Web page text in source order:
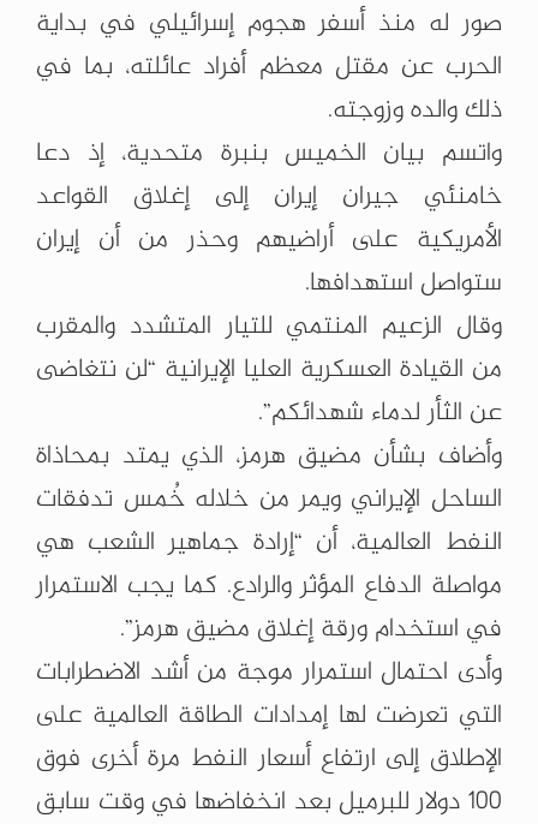
صور له منذ أسفر هجوم إسرائيلي في بداية
الحرب عن مقتل معظم أفراد عائلته، بما في
ذلك والده وزوجته.
واتسم بيان الخميس بنبرة متحدية، إذ دعا
خامنئي جيران إيران إلى إغلاق القواعد
الأمريكية على أراضيهم وحذر من أن إيران
ستواصل استهدافها.
وقال الزعيم المنتمي للتيار المتشدد والمقرب
من القيادة العسكرية العليا الإيرانية “لن نتغاضى
عن الثأر لدماء شهدائكم”.
وأضاف بشأن مضيق هرمز، الذي يمتد بمحاذاة
الساحل الإيراني ويمر من خلاله خُمس تدفقات
النفط العالمية، أن “إرادة جماهير الشعب هي
مواصلة الدفاع المؤثر والرادع. كما يجب الاستمرار
في استخدام ورقة إغلاق مضيق هرمز”.
وأدى احتمال استمرار موجة من أشد الاضطرابات
التي تعرضت لها إمدادات الطاقة العالمية على
الإطلاق إلى ارتفاع أسعار النفط مرة أخرى فوق
100 دولار للبرميل بعد انخفاضها في وقت سابق